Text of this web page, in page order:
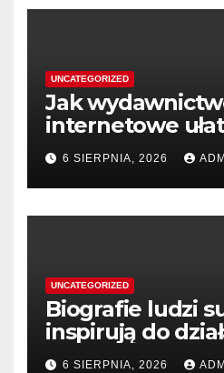
UNCATEGORIZED
Jak
internetowe
książek
6 SIERPNIA, 2026
UNCATEGORIZED
Biografie ludzi
inspirują do
6 SIERPNIA, 2026